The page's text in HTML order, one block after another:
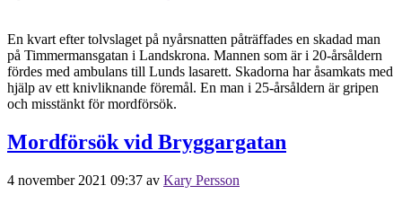
En kvart efter tolvslaget på nyårsnatten påträffades en skadad man
på Timmermansgatan i Landskrona. Mannen som är i 20-årsåldern
fördes med ambulans till Lunds lasarett. Skadorna har åsamkats med
hjälp av ett knivliknande föremål. En man i 25-årsåldern är gripen
och misstänkt för mordförsök.
Mordförsök vid Bryggargatan
4 november 2021 09:37 av Kary Persson